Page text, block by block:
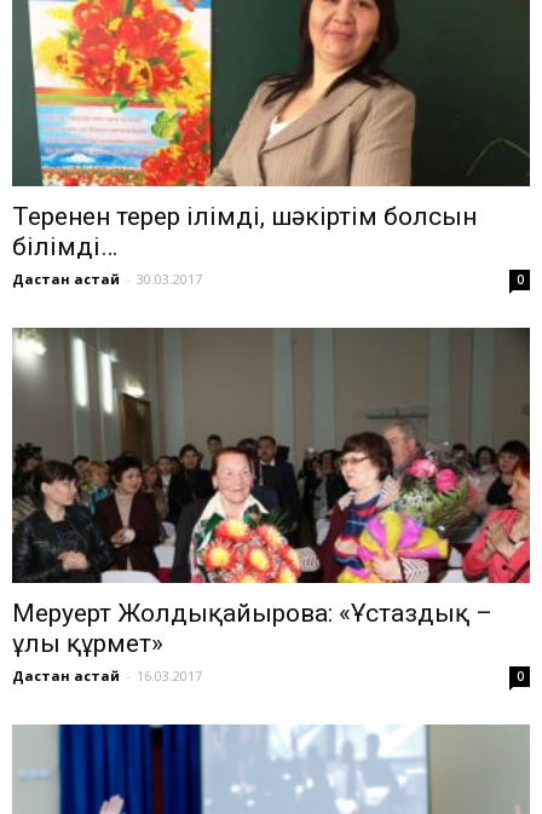
Тереңнен терер ілімді, шәкіртім болсын
білімді…
Дастан Қастай - 30.03.2017 0
Меруерт Жолдықайырова: «Ұстаздық –
ұлы құрмет»
Дастан Қастай - 16.03.2017 0